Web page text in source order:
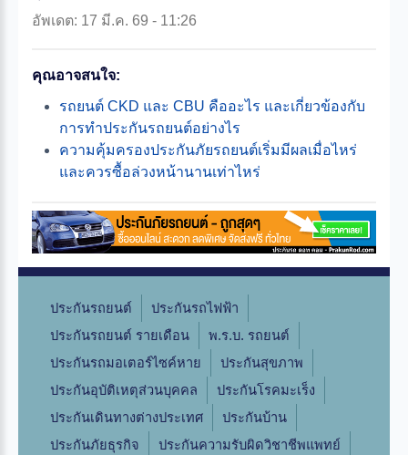
อัพเดต: 17 มี.ค. 69 - 11:26
คุณอาจสนใจ:
รถยนต์ CKD และ CBU คืออะไร และเกี่ยวข้องกับ
การทำประกันรถยนต์อย่างไร
ความคุ้มครองประกันภัยรถยนต์เริ่มมีผลเมื่อไหร่
และควรซื้อล่วงหน้านานเท่าไหร่
ประกันรถยนต์
ประกันรถไฟฟ้า
ประกันรถยนต์ รายเดือน
พ.ร.บ. รถยนต์
ประกันรถมอเตอร์ไซค์หาย
ประกันสุขภาพ
ประกันอุบัติเหตุส่วนบุคคล
ประกันโรคมะเร็ง
ประกันเดินทางต่างประเทศ
ประกันบ้าน
ประกันภัยธุรกิจ
ประกันความรับผิดวิชาชีพแพทย์